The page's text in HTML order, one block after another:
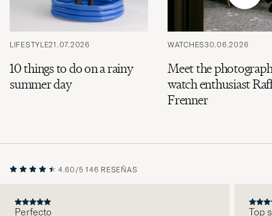
LIFESTYLE21.07.2026
10 things to do on a rainy
summer day
WATCHES30.06.2026
Meet the
watch enthusiast
Frenner
4.60/5 146 RESEÑAS
Perfecto
Top